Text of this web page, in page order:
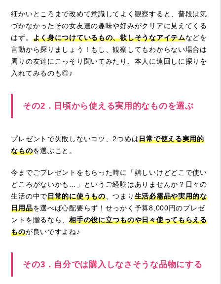
細かいところまで改めて意識してよく観察すると、普段は気
づかなかったその女友達の趣味や好みがクリアに見えてくる
はず。 よく身につけているもの、欲しそうなアイテムなどを
言動から探りましょう！もし、観察してもわからない場合は
周りの友達にこっそり聞いてみたり、本人に遠回しに探りを
入れてみるのも◎♪
その2．日頃から使える実用的なものを選ぶ
プレゼントで失敗しないコツ、2つめは日常で使える実用的
なものを選ぶこと。
今までごプレゼントをもらった時に「嬉しいけどどこで使い
どころがないかも…」というご経験はありませんか？日々の
生活の中で日常的に使うもの、つまり 生活必需品や実用的な
日用品を選べば心配要らず！せっかく予算8,000円のプレゼ
ントを贈るなら、相手の役に立つものや日々使ってもらえる
ものが良いですよね♪
その3．自分では購入しなさそうな品物にする